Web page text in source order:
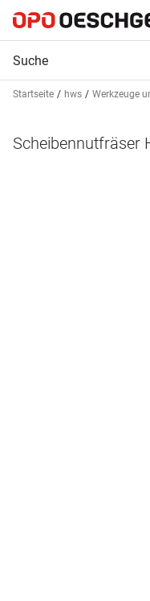
Startseite hws Werkzeuge
Scheibennutfräser